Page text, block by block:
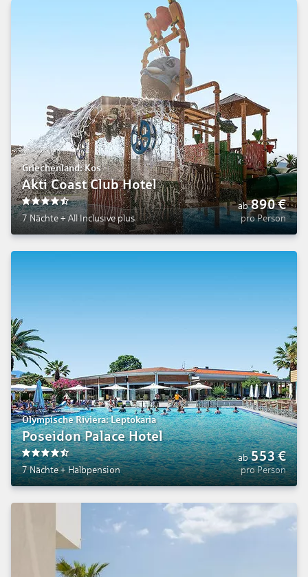
Griechenland: Kos
Akti Coast Club Hotel
4.5
7 Nächte +All Inclusive plus
ab 890€
pro Person
Olympische Riviera: Leptokaria
Poseidon Palace Hotel
4.5
7 Nächte+Halbpension
ab 553€
pro Person